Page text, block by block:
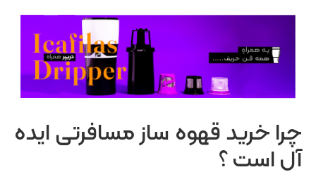
چرا خرید قهوه ساز مسافرتی ایده
آل است ؟